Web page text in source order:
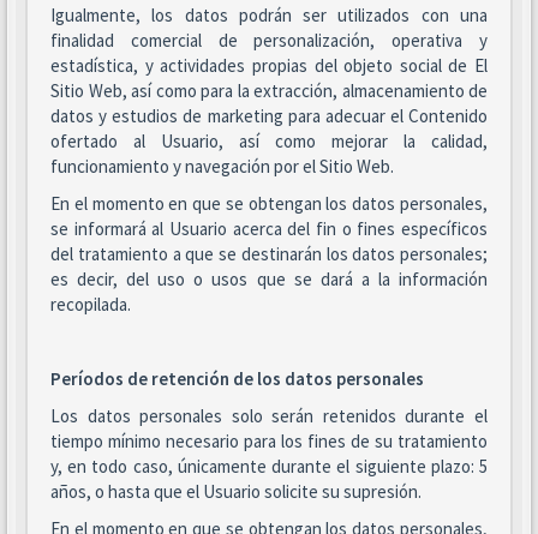
Igualmente, los datos podrán ser utilizados con una
finalidad comercial de personalización, operativa y
estadística, y actividades propias del objeto social de El
Sitio Web, así como para la extracción, almacenamiento de
datos y estudios de marketing para adecuar el Contenido
ofertado al Usuario, así como mejorar la calidad,
funcionamiento y navegación por el Sitio Web.
En el momento en que se obtengan los datos personales,
se informará al Usuario acerca del fin o fines específicos
del tratamiento a que se destinarán los datos personales;
es decir, del uso o usos que se dará a la información
recopilada.
Períodos de retención de los datos personales
Los datos personales solo serán retenidos durante el
tiempo mínimo necesario para los fines de su tratamiento
y, en todo caso, únicamente durante el siguiente plazo: 5
años, o hasta que el Usuario solicite su supresión.
En el momento en que se obtengan los datos personales,